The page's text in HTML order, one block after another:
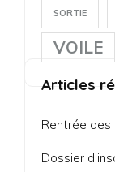
SORTIE
VOILE
Articles
Rentrée
Dossier